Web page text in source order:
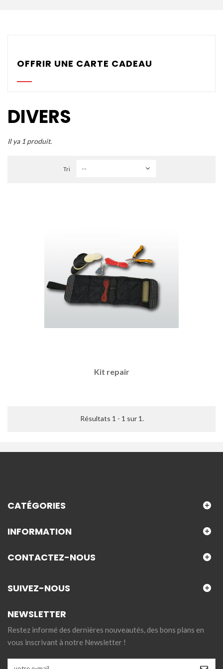
Accessoires
DÉMOS
OFFRIR UNE CARTE CADEAU
DIVERS
Il ya 1 produit.
Tri
Kit repair
Résultats 1 - 1 sur 1.
CATÉGORIES
INFORMATION
CONTACTEZ-NOUS
SUIVEZ-NOUS
NEWSLETTER
Restez informé des dernières nouveautés, des bons plans en
vous inscrivant à notre Newsletter !